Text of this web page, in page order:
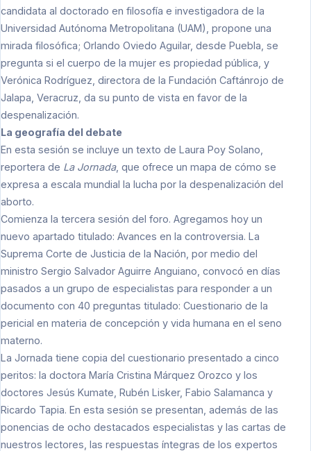
candidata al doctorado en filosofía e investigadora de la
Universidad Autónoma Metropolitana (UAM), propone una
mirada filosófica; Orlando Oviedo Aguilar, desde Puebla, se
pregunta si el cuerpo de la mujer es propiedad pública, y
Verónica Rodríguez, directora de la Fundación Caftánrojo de
Jalapa, Veracruz, da su punto de vista en favor de la
despenalización.
La geografía del debate
En esta sesión se incluye un texto de Laura Poy Solano,
reportera de La Jornada, que ofrece un mapa de cómo se
expresa a escala mundial la lucha por la despenalización del
aborto.
Comienza la tercera sesión del foro. Agregamos hoy un
nuevo apartado titulado: Avances en la controversia. La
Suprema Corte de Justicia de la Nación, por medio del
ministro Sergio Salvador Aguirre Anguiano, convocó en días
pasados a un grupo de especialistas para responder a un
documento con 40 preguntas titulado: Cuestionario de la
pericial en materia de concepción y vida humana en el seno
materno.
La Jornada tiene copia del cuestionario presentado a cinco
peritos: la doctora María Cristina Márquez Orozco y los
doctores Jesús Kumate, Rubén Lisker, Fabio Salamanca y
Ricardo Tapia. En esta sesión se presentan, además de las
ponencias de ocho destacados especialistas y las cartas de
nuestros lectores, las respuestas íntegras de los expertos